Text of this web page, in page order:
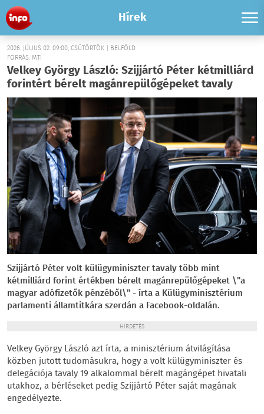
Hírek
2026. JÚLIUS 02. 09:00, CSÜTÖRTÖK | BELFÖLD
FORRÁS: MTI
Velkey György László: Szijjártó Péter kétmilliárd
forintért bérelt magánrepülőgépeket tavaly
Szijjártó Péter volt külügyminiszter tavaly több mint
kétmilliárd forint értékben bérelt magánrepülőgépeket \"a
magyar adófizetők pénzéből\" - írta a Külügyminisztérium
parlamenti államtitkára szerdán a Facebook-oldalán.
HIRDETÉS
Velkey György László azt írta, a minisztérium átvilágítása
közben jutott tudomásukra, hogy a volt külügyminiszter és
delegációja tavaly 19 alkalommal bérelt magángépet hivatali
utakhoz, a bérléseket pedig Szijjártó Péter saját magának
engedélyezte.